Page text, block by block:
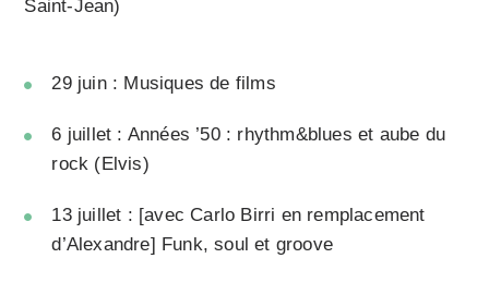
Saint-Jean)
29 juin : Musiques de films
6 juillet : Années ’50 : rhythm&blues et aube du
rock (Elvis)
13 juillet : [avec Carlo Birri en remplacement
d’Alexandre] Funk, soul et groove